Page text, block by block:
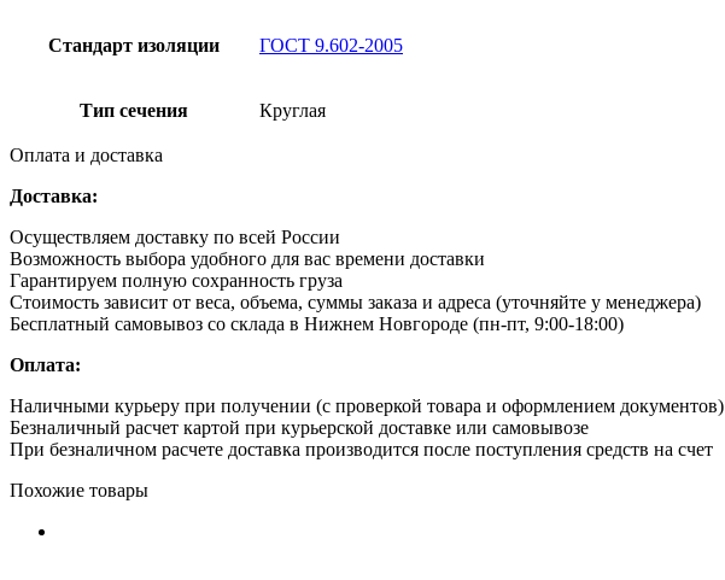
Стандарт изоляции ГОСТ 9.602-2005
Тип сечения Круглая
Оплата и доставка
Доставка:
Осуществляем доставку по всей России
Возможность выбора удобного для вас времени доставки
Гарантируем полную сохранность груза
Стоимость зависит от веса, объема, суммы заказа и адреса (уточняйте у менеджера)
Бесплатный самовывоз со склада в Нижнем Новгороде (пн-пт, 9:00-18:00)
Оплата:
Наличными курьеру при получении (с проверкой товара и оформлением документов)
Безналичный расчет картой при курьерской доставке или самовывозе
При безналичном расчете доставка производится после поступления средств на счет
Похожие товары